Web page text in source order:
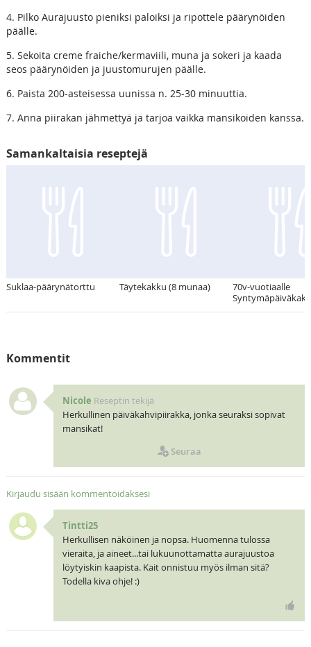
4. Pilko Aurajuusto pieniksi paloiksi ja ripottele päärynöiden
päälle.
5. Sekoita creme fraiche/kermaviili, muna ja sokeri ja kaada
seos päärynöiden ja juustomurujen päälle.
6. Paista 200-asteisessa uunissa n. 25-30 minuuttia.
7. Anna piirakan jähmettyä ja tarjoa vaikka mansikoiden kanssa.
Samankaltaisia reseptejä
Suklaa-päärynätorttu Täytekakku (8 munaa)
70v-vuotiaalle
Kommentit
Nicole Reseptin tekijä
Herkullinen päiväkahvipiirakka, jonka seuraksi sopivat
mansikat!
Seuraa
Kirjaudu sisään kommentoidaksesi
Tintti25
Herkullisen näköinen ja nopsa. Huomenna tulossa
vieraita, ja aineet...tai lukuunottamatta aurajuustoa
löytyiskin kaapista. Kait onnistuu myös ilman sitä?
Todella kiva ohje! :)